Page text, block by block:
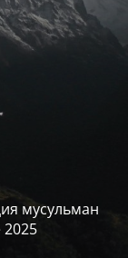
мусульман